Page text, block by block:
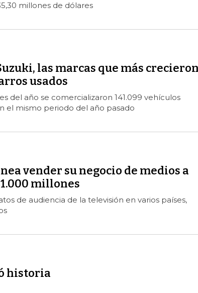
millones de dólares
las marcas que más
usados
del año se comercializaron 141.099 vehículos
el mismo periodo del año pasado
vender su negocio de medios a
millones
de audiencia de la televisión en varios países,
historia